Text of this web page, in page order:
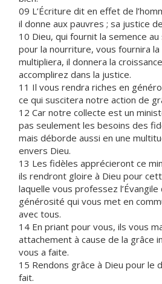
09 L’Écriture dit en effet de
il donne aux pauvres ; sa justice
10 Dieu, qui fournit la semence
pour la nourriture, vous fournira la
multipliera, il donnera la
accomplirez dans la justice.
11 Il vous rendra riches en
ce qui suscitera notre action de
12 Car notre collecte est un
pas seulement les besoins des
mais déborde aussi en une
envers Dieu.
13 Les fidèles apprécieront ce
ils rendront gloire à Dieu pour
laquelle vous professez
générosité qui vous met en
avec tous.
14 En priant pour vous, ils vous
attachement à cause de la grâce
vous a faite.
15 Rendons grâce à Dieu pour le
fait.